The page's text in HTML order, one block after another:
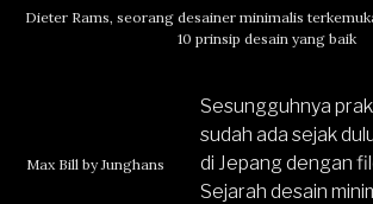
Dieter Rams, seorang desainer minimalis
10 prinsip desain yang baik
Max Bill by Junghans
Sesungguhnya
sudah ada sejak
di Jepang dengan
Sejarah desain